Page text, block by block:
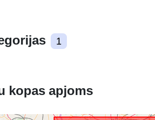
1
kopas apjoms